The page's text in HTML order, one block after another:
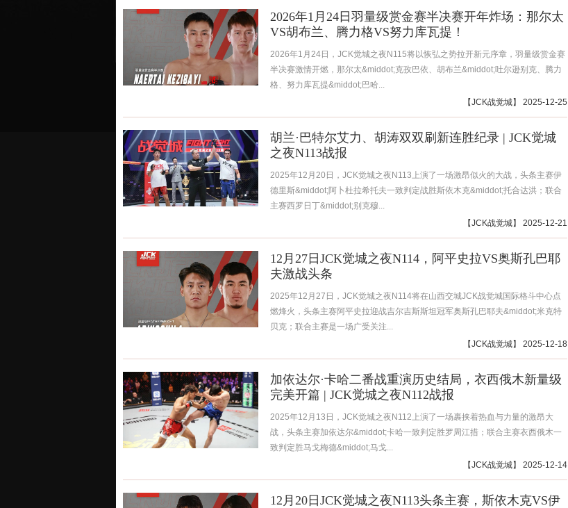
2026年1月24日羽量级赏金赛半决赛开年炸场：那尔太
VS胡布兰、腾力格VS努力库瓦提！
2026年1月24日，JCK觉城之夜N115将以恢弘之势拉开新元序章，羽量级赏金赛
半决赛激情开燃，那尔太&middot;克孜巴依、胡布兰&middot;吐尔逊别克、腾力
格、努力库瓦提&middot;巴哈...
【JCK战觉城】 2025-12-25
胡兰·巴特尔艾力、胡涛双双刷新连胜纪录 | JCK觉城
之夜N113战报
2025年12月20日，JCK觉城之夜N113上演了一场激昂似火的大战，头条主赛伊
德里斯&middot;阿卜杜拉希托夫一致判定战胜斯依木克&middot;托合达洪；联合
主赛西罗日丁&middot;别克穆...
【JCK战觉城】 2025-12-21
12月27日JCK觉城之夜N114，阿平史拉VS奥斯孔巴耶
夫激战头条
2025年12月27日，JCK觉城之夜N114将在山西交城JCK战觉城国际格斗中心点
燃烽火，头条主赛阿平史拉迎战吉尔吉斯斯坦冠军奥斯孔巴耶夫&middot;米克特
贝克；联合主赛是一场广受关注...
【JCK战觉城】 2025-12-18
加依达尔·卡哈二番战重演历史结局，衣西俄木新量级
完美开篇 | JCK觉城之夜N112战报
2025年12月13日，JCK觉城之夜N112上演了一场裹挟着热血与力量的激昂大
战，头条主赛加依达尔&middot;卡哈一致判定胜罗周江措；联合主赛衣西俄木一
致判定胜马戈梅德&middot;马戈...
【JCK战觉城】 2025-12-14
12月20日JCK觉城之夜N113头条主赛，斯依木克VS伊